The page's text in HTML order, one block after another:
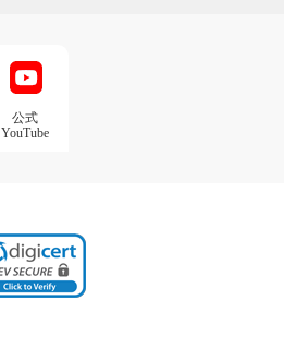
公式
YouTube